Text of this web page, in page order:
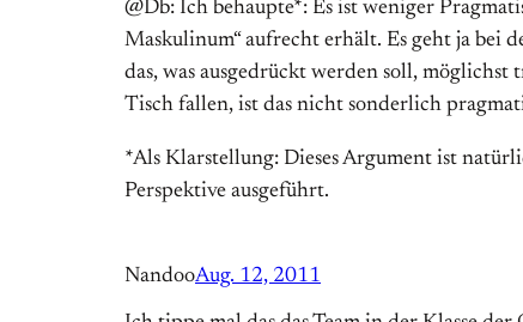
@Db: Ich behaupte*: Es ist weniger
Maskulinum“ aufrecht erhält. Es geht ja bei
das, was ausgedrückt werden soll,
Tisch fallen, ist das nicht sonderlich
*Als Klarstellung: Dieses Argument ist
Perspektive ausgeführt.
NandooAug. 12, 2011